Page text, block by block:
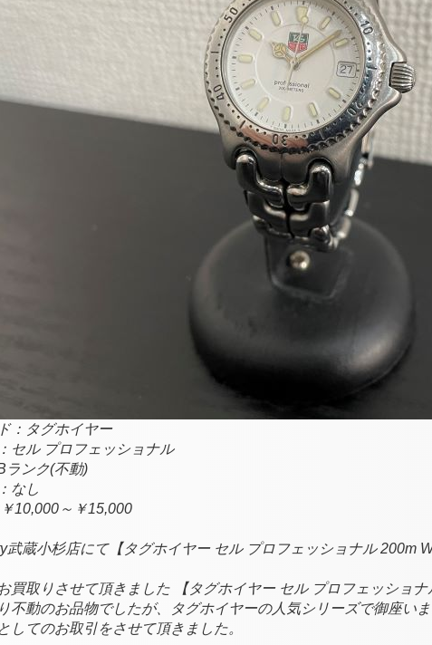
： タグホイヤー
セル プロフェッショナル
ランク(不動)
なし
10,000～￥15,000
武蔵小杉店にて【タグホイヤー セル プロフェッショナル 200m
買取りさせて頂きました 【タグホイヤー セル プロフェッショ
不動のお品物でしたが、タグホイヤーの人気シリーズで御座い
してのお取引をさせて頂きました。